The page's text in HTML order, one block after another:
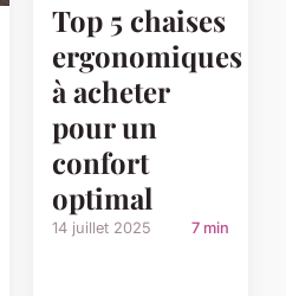
Top 5 chaises
ergonomiques
à acheter
pour un
confort
optimal
14 juillet 2025 7 min